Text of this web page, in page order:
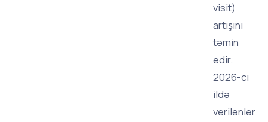
visit)
artışını
təmin
edir.
2026-cı
ildə
verilənlər